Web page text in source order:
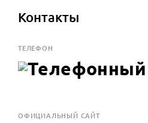
Контакты
ТЕЛЕФОН
OФИЦИАЛЬНЫЙ САЙТ